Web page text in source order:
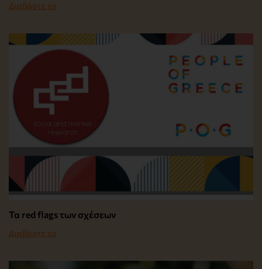
Διαβάστε το
Τα red flags των σχέσεων
Διαβάστε το